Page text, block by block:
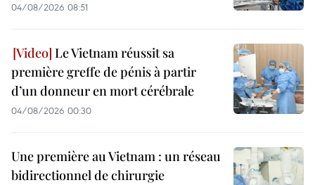
04/08/2026 08:51
Le Vietnam réussit sa
première greffe de pénis à partir
d’un donneur en mort cérébrale
04/08/2026 00:30
Une première au Vietnam : un réseau
bidirectionnel de chirurgie